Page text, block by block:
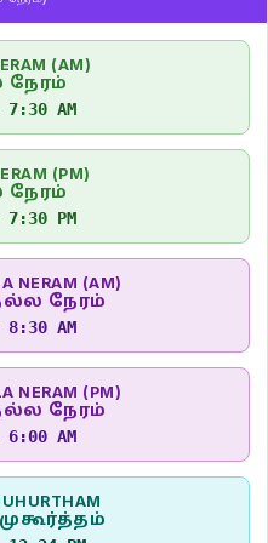
(AM)
AM
(PM)
PM
NERAM (AM)
நேரம்
AM
NERAM (PM)
நேரம்
AM